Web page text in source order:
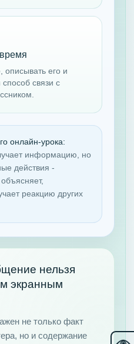
описывать его и
связи с
онлайн-урока:
информацию, но
действия -
реакцию других
нельзя
экранным
не только факт
но и содержание